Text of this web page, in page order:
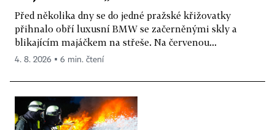
Před několika dny se do jedné pražské křižovatky
přihnalo obří luxusní BMW se začerněnými skly a
blikajícím majáčkem na střeše. Na červenou...
4. 8. 2026 ▪ 6 min. čtení